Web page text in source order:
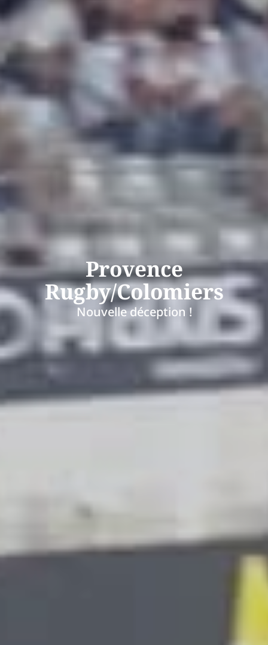
Provence
Rugby/Colomiers
Nouvelle déception !